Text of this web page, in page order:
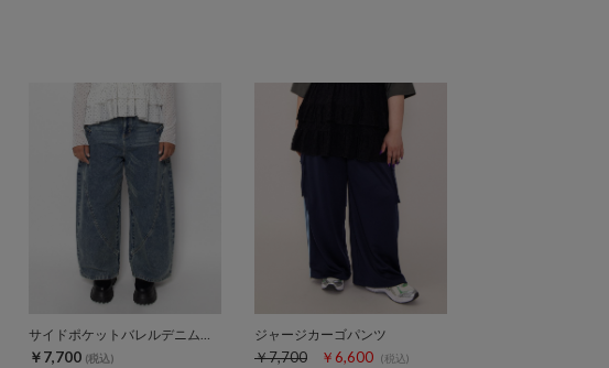
サイドポケットバレルデニムパンツ
￥7,700 (税込)
ジャージカーゴパンツ
￥7,700 ￥6,600 (税込)